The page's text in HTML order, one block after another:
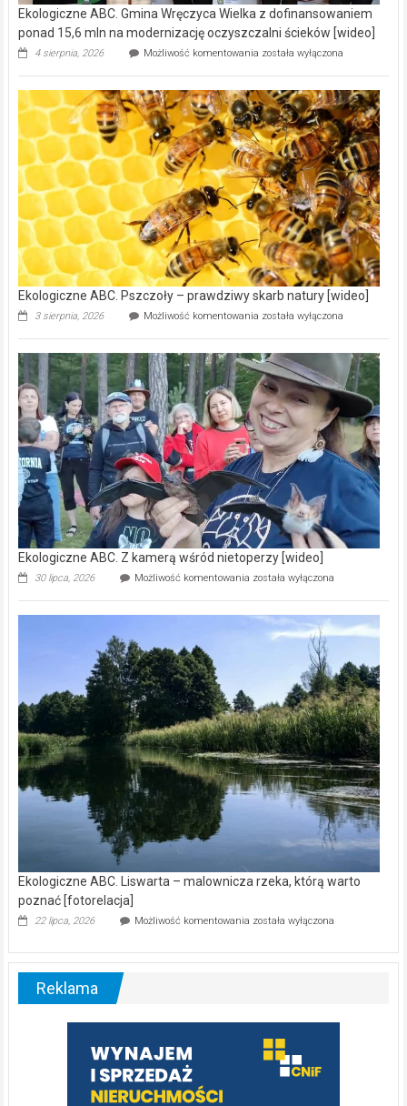
Ekologiczne ABC. Gmina Wręczyca Wielka z dofinansowaniem
ponad 15,6 mln na modernizację oczyszczalni ścieków [wideo]
4 sierpnia, 2026 Możliwość komentowania Ekologiczne
Wręczyca
Wielka
z
dofinansowaniem
ponad
15,6
mln
na
modernizację
oczyszczalni
ścieków
[wideo]
została wyłączona
Ekologiczne ABC. Pszczoły – prawdziwy skarb natury [wideo]
3 sierpnia, 2026 Możliwość komentowania Ekologiczne
–
prawdziwy
skarb
natury
[wideo]
została wyłączona
Ekologiczne ABC. Z kamerą wśród nietoperzy [wideo]
30 lipca, 2026 Możliwość komentowania Ekologiczne
kamerą
wśród
została wyłączona
Ekologiczne ABC. Liswarta – malownicza rzeka, którą warto
poznać [fotorelacja]
22 lipca, 2026 Możliwość komentowania Ekologiczne
–
warto
poznać
[fotorelacja]
została wyłączona
Reklama